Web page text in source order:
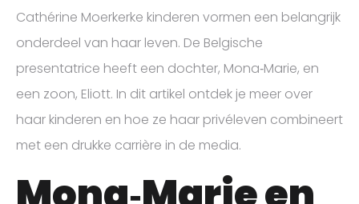
Cathérine Moerkerke kinderen vormen een belangrijk
onderdeel van haar leven. De Belgische
presentatrice heeft een dochter, Mona‑Marie, en
een zoon, Eliott. In dit artikel ontdek je meer over
haar kinderen en hoe ze haar privéleven combineert
met een drukke carrière in de media.